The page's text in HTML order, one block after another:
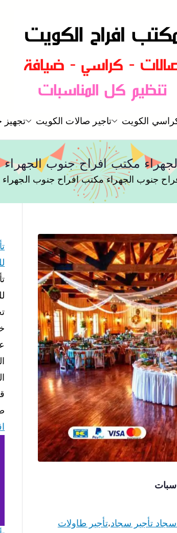
مكتب افراح
مكتب افراح و مناسبات و زواج و تخرج
الكويت تاجير صالات الكويت تجهيز
مكتب افراح جنوب الجهراء
جنوب الجهراء مكتب افراح جنوب الجهراء
سجاد تأجير سجاد،تأجير طاولات